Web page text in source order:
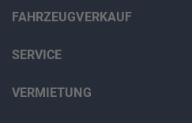
FAHRZEUGVERKAUF
SERVICE
VERMIETUNG